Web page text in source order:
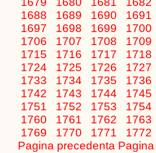
1688
1689 1690
1691
1697
1698 1699
1700
1706
1707 1708
1709
1715
1716 1717
1718
1724
1725 1726
1727
1733
1734 1735
1736
1742
1743 1744
1745
1751
1752 1753
1754
1760
1761 1762
1763
1769
1770 1771
1772
Pagina precedenta